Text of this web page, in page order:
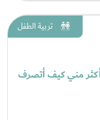
تربية الطفل
مني كيف أتصرف